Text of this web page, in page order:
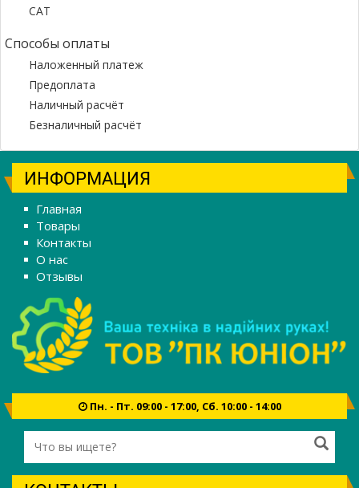
САТ
Способы оплаты
Наложенный платеж
Предоплата
Наличный расчёт
Безналичный расчёт
ИНФОРМАЦИЯ
Главная
Товары
Контакты
О нас
Отзывы
Пн. - Пт. 09:00 - 17:00, Сб. 10:00 - 14:00